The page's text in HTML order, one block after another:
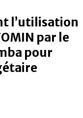
l’utilisation
par le
pour